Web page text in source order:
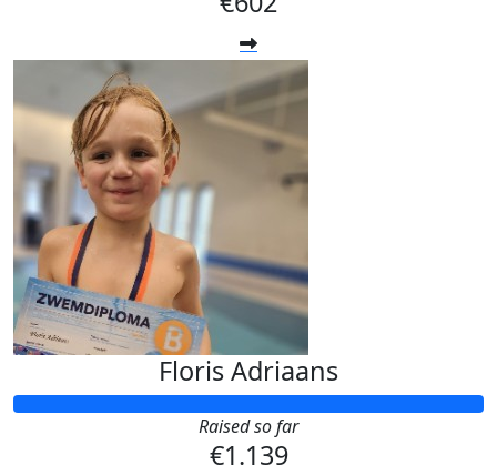
Floris Adriaans
Raised so far
€1.139